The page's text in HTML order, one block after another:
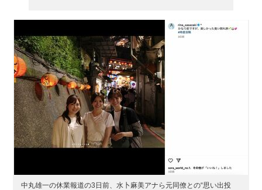
中丸雄一の休業報道の3日前、水卜麻美アナら元同僚との“思い出投